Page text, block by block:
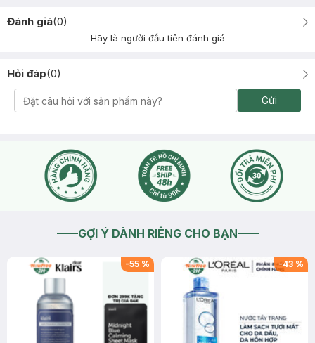
Đánh giá(0)
Hãy là người đầu tiên đánh giá
Hỏi đáp(0)
Gửi
GỢI Ý DÀNH RIÊNG CHO BẠN
-55 % -43 %